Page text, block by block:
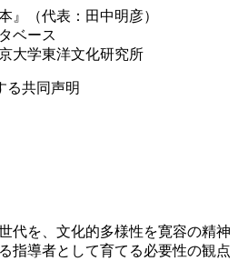
』（代表：田中明彦）
ベース
大学東洋文化研究所
共同声明
代を、文化的多様性を寛容の精神
指導者として育てる必要性の観点